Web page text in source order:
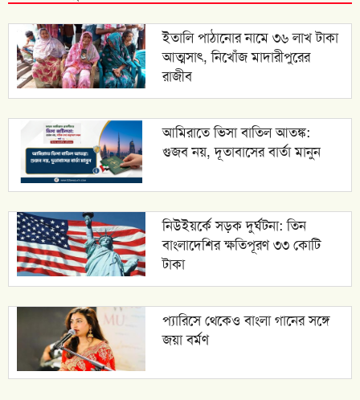
ইতালি পাঠানোর নামে ৩৬ লাখ টাকা
আত্মসাৎ, নিখোঁজ মাদারীপুরের
রাজীব
আমিরাতে ভিসা বাতিল আতঙ্ক:
গুজব নয়, দূতাবাসের বার্তা মানুন
নিউইয়র্কে সড়ক দুর্ঘটনা: তিন
বাংলাদেশির ক্ষতিপূরণ ৩৩ কোটি
টাকা
প্যারিসে থেকেও বাংলা গানের সঙ্গে
জয়া বর্মণ